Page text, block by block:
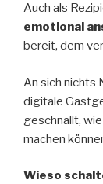
Auch als
emotional
bereit, dem
An sich nichts
digitale
geschnallt,
machen
Wieso